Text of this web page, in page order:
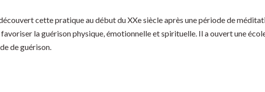
cette pratique au début du XXe siècle après une période de
la guérison physique, émotionnelle et spirituelle. Il a ouvert une
de guérison.